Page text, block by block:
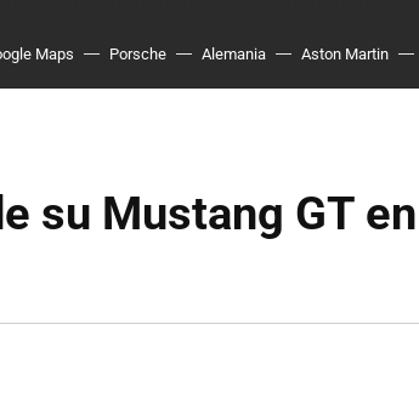
Maps Porsche Alemania Aston Martin
su Mustang GT en